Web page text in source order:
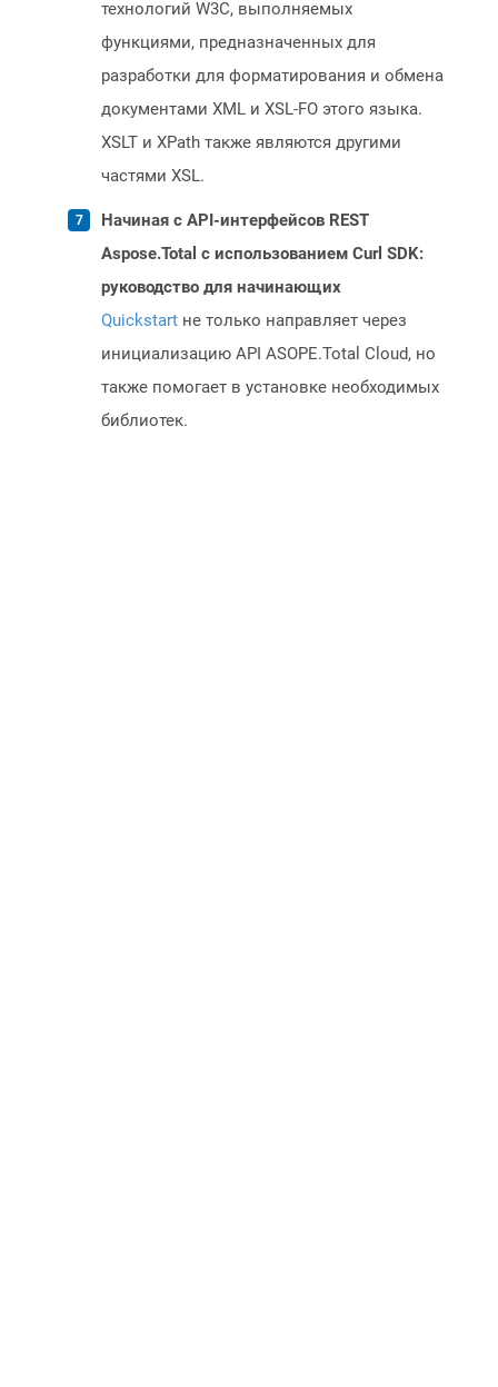
технологий W3C, выполняемых
функциями, предназначенных для
разработки для форматирования и обмена
документами XML и XSL-FO этого языка.
XSLT и XPath также являются другими
частями XSL.
Начиная с API-интерфейсов REST
Aspose.Total с использованием Curl SDK:
руководство для начинающих
Quickstart не только направляет через
инициализацию API ASOPE.Total Cloud, но
также помогает в установке необходимых
библиотек.